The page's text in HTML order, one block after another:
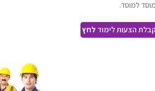
למוסד.
הצעות לימוד לחץ